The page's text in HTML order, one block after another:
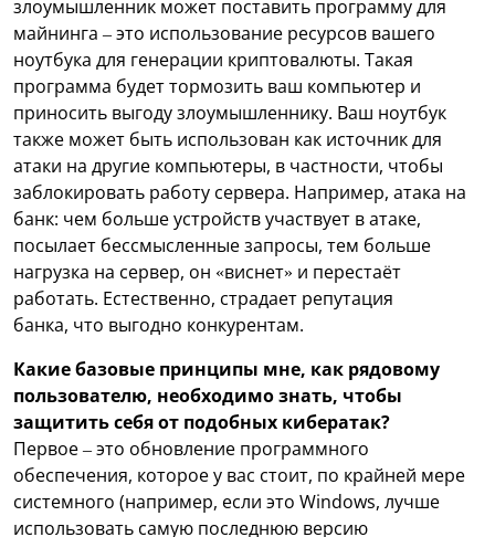
злоумышленник может поставить программу для
майнинга – это использование ресурсов вашего
ноутбука для генерации криптовалюты. Такая
программа будет тормозить ваш компьютер и
приносить выгоду злоумышленнику. Ваш ноутбук
также может быть использован как источник для
атаки на другие компьютеры, в частности, чтобы
заблокировать работу сервера. Например, атака на
банк: чем больше устройств участвует в атаке,
посылает бессмысленные запросы, тем больше
нагрузка на сервер, он «виснет» и перестаёт
работать. Естественно, страдает репутация
банка, что выгодно конкурентам.
Какие базовые принципы мне, как рядовому
пользователю, необходимо знать, чтобы
защитить себя от подобных кибератак?
Первое – это обновление программного
обеспечения, которое у вас стоит, по крайней мере
системного (например, если это Windows, лучше
использовать самую последнюю версию